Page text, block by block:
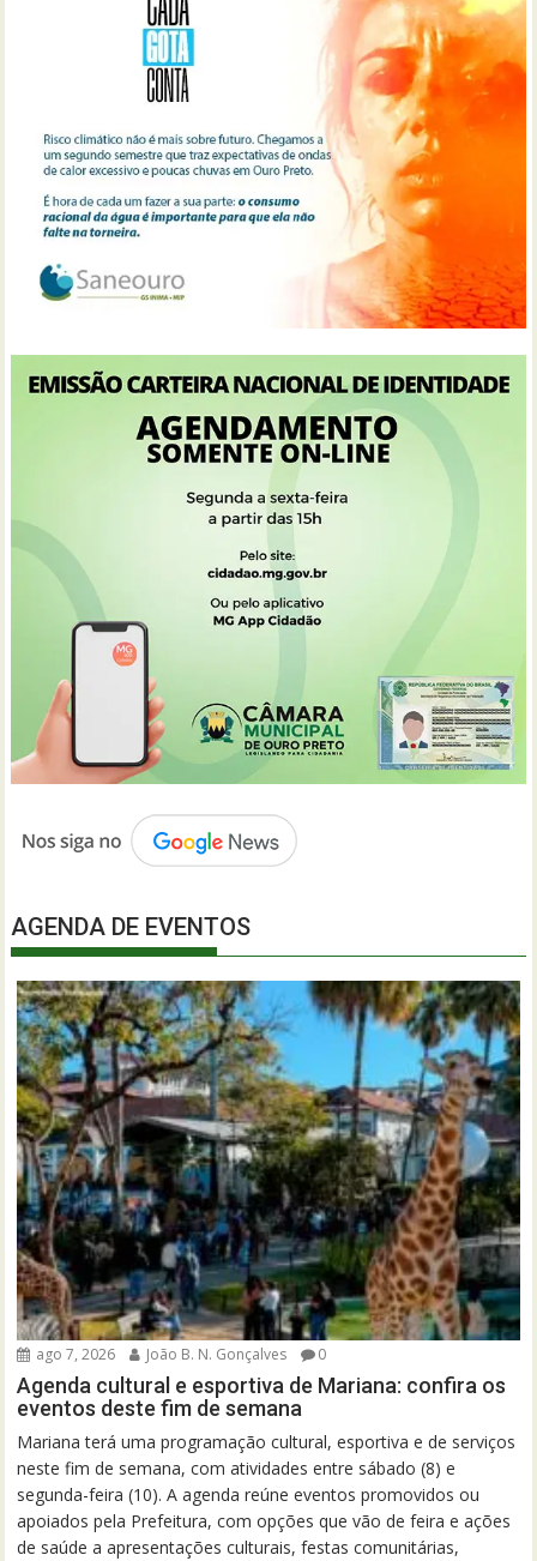
AGENDA DE EVENTOS
ago 7, 2026 João B. N. Gonçalves 0
Agenda cultural e esportiva de Mariana: confira os
eventos deste fim de semana
Mariana terá uma programação cultural, esportiva e de serviços
neste fim de semana, com atividades entre sábado (8) e
segunda-feira (10). A agenda reúne eventos promovidos ou
apoiados pela Prefeitura, com opções que vão de feira e ações
de saúde a apresentações culturais, festas comunitárias,